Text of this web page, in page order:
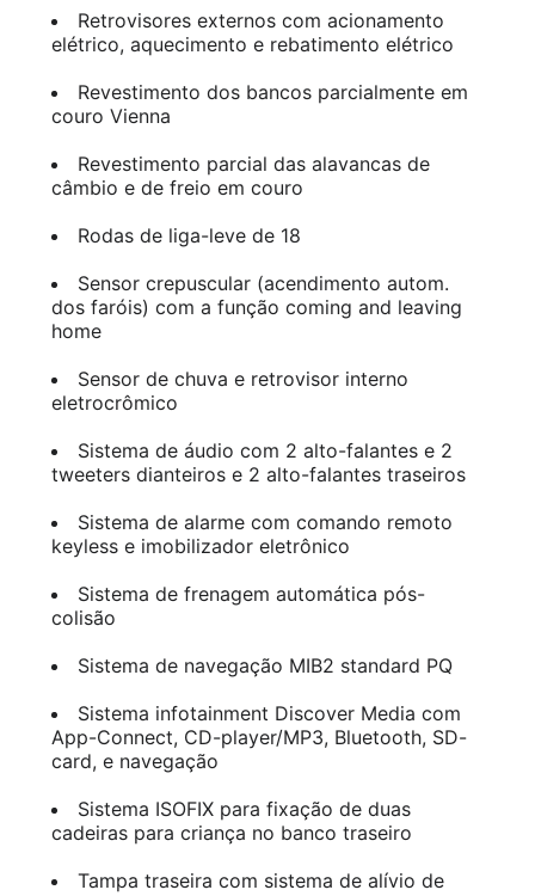
Retrovisores externos com acionamento
elétrico, aquecimento e rebatimento elétrico
Revestimento dos bancos parcialmente em
couro Vienna
Revestimento parcial das alavancas de
câmbio e de freio em couro
Rodas de liga-leve de 18
Sensor crepuscular (acendimento autom.
dos faróis) com a função coming and leaving
home
Sensor de chuva e retrovisor interno
eletrocrômico
Sistema de áudio com 2 alto-falantes e 2
tweeters dianteiros e 2 alto-falantes traseiros
Sistema de alarme com comando remoto
keyless e imobilizador eletrônico
Sistema de frenagem automática pós-
colisão
Sistema de navegação MIB2 standard PQ
Sistema infotainment Discover Media com
App-Connect, CD-player/MP3, Bluetooth, SD-
card, e navegação
Sistema ISOFIX para fixação de duas
cadeiras para criança no banco traseiro
Tampa traseira com sistema de alívio de